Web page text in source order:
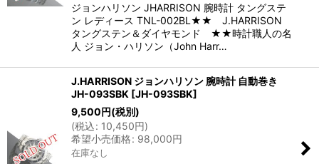
ジョンハリソン JHARRISON 腕時計 タングステ
ン レディース TNL-002BL★★ J.HARRISON
タングステン＆ダイヤモンド ★★時計職人の名
人 ジョン・ハリソン（John Harr…
J.HARRISON ジョンハリソン 腕時計 自動巻き
JH-093SBK [JH-093SBK]
9,500円(税別)
(税込: 10,450円)
希望小売価格: 98,000円
在庫なし